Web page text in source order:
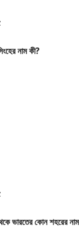
নাম কী?
ভারতের কোন শহরের